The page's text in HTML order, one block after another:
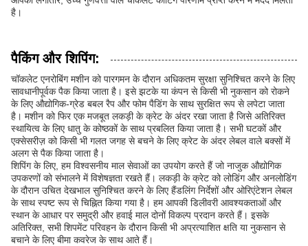
है।
पैकिंग और शिपिंग:
चॉकलेट एनरोबिंग मशीन को पारगमन के दौरान अधिकतम सुरक्षा सुनिश्चित करने के लिए
सावधानीपूर्वक पैक किया जाता है। इसे झटके या कंपन से किसी भी नुकसान को रोकने
के लिए औद्योगिक-ग्रेड बबल रैप और फोम पैडिंग के साथ सुरक्षित रूप से लपेटा जाता
है। मशीन को फिर एक मजबूत लकड़ी के क्रेट के अंदर रखा जाता है जिसे अतिरिक्त
स्थायित्व के लिए धातु के कोष्ठकों के साथ प्रबलित किया जाता है। सभी घटकों और
एक्सेसरीज़ को किसी भी गलत जगह से बचने के लिए क्रेट के अंदर लेबल वाले बक्सों में
अलग से पैक किया जाता है।
शिपिंग के लिए, हम विश्वसनीय माल सेवाओं का उपयोग करते हैं जो नाजुक औद्योगिक
उपकरणों को संभालने में विशेषज्ञता रखते हैं। लकड़ी के क्रेट को लोडिंग और अनलोडिंग
के दौरान उचित देखभाल सुनिश्चित करने के लिए हैंडलिंग निर्देशों और ओरिएंटेशन लेबल
के साथ स्पष्ट रूप से चिह्नित किया गया है। हम आपकी डिलीवरी आवश्यकताओं और
स्थान के आधार पर समुद्री और हवाई माल दोनों विकल्प प्रदान करते हैं। इसके
अतिरिक्त, सभी शिपमेंट परिवहन के दौरान किसी भी अप्रत्याशित क्षति या नुकसान से
बचाने के लिए बीमा कवरेज के साथ आते हैं।